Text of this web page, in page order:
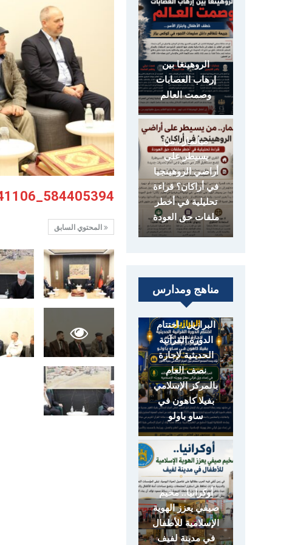
584405394_1159638822941106_3257377485420365420_n
المحتوي السابق
الروهينغا بين
إرهاب العصابات
وصمت العالم
ميانمار.. من
يسيطر على
أراضي الروهينجيا
في أراكان؟ قراءة
تحليلية في أخطر
ملفات حق العودة
مناهج ومدارس
البرازيل.. اختتام
الدورة القرآنية
الحديثية لإجازة
نصف العام
بالمركز الإسلامي
بفيلا كاهون في
ساو باولو
أوكرانيا.. مخيم
صيفي يعزز الهوية
الإسلامية للأطفال
في مدينة لفيف